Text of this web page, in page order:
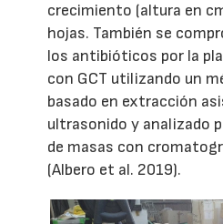
crecimiento (altura en
hojas. También se
los antibióticos por la
con GCT utilizando un
basado en extracción
ultrasonido y analizado
de masas con
(Albero et al. 2019).